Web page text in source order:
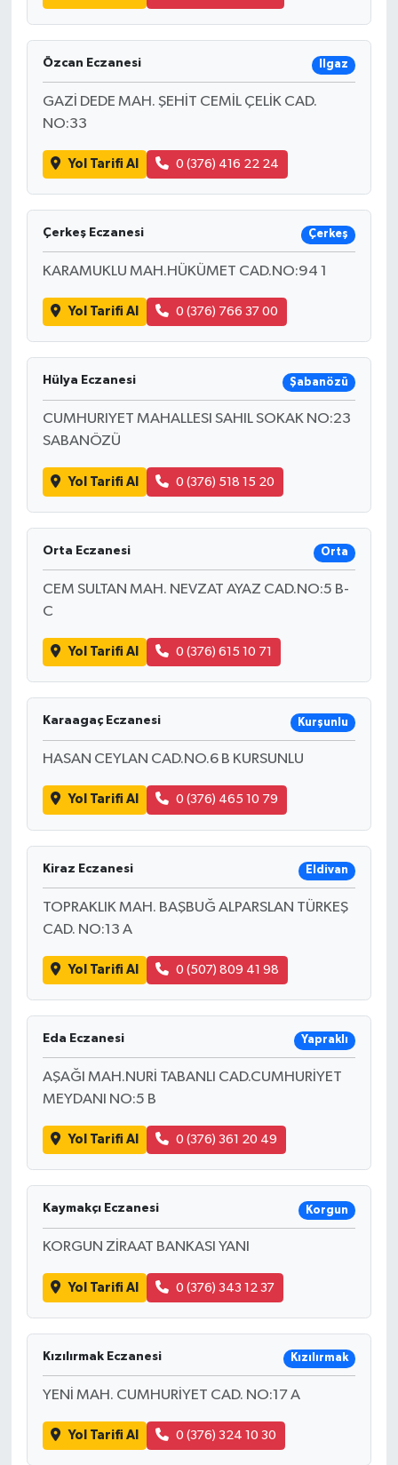
Özcan Eczanesi Ilgaz
GAZİ DEDE MAH. ŞEHİT CEMİL ÇELİK CAD.
NO:33
Yol Tarifi Al 0 (376) 416 22 24
Çerkeş Eczanesi Çerkeş
KARAMUKLU MAH.HÜKÜMET CAD.NO:94 1
Yol Tarifi Al 0 (376) 766 37 00
Hülya Eczanesi Şabanözü
CUMHURIYET MAHALLESI SAHIL SOKAK NO:23
SABANÖZÜ
Yol Tarifi Al 0 (376) 518 15 20
Orta Eczanesi Orta
CEM SULTAN MAH. NEVZAT AYAZ CAD.NO:5 B-
C
Yol Tarifi Al 0 (376) 615 10 71
Karaagaç Eczanesi Kurşunlu
HASAN CEYLAN CAD.NO.6 B KURSUNLU
Yol Tarifi Al 0 (376) 465 10 79
Kiraz Eczanesi Eldivan
TOPRAKLIK MAH. BAŞBUĞ ALPARSLAN TÜRKEŞ
CAD. NO:13 A
Yol Tarifi Al 0 (507) 809 41 98
Eda Eczanesi Yapraklı
AŞAĞI MAH.NURİ TABANLI CAD.CUMHURİYET
MEYDANI NO:5 B
Yol Tarifi Al 0 (376) 361 20 49
Kaymakçı Eczanesi Korgun
KORGUN ZİRAAT BANKASI YANI
Yol Tarifi Al 0 (376) 343 12 37
Kızılırmak Eczanesi Kızılırmak
YENİ MAH. CUMHURİYET CAD. NO:17 A
Yol Tarifi Al 0 (376) 324 10 30